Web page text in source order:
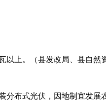
上。（县发改局、县自然
布式光伏，因地制宜发